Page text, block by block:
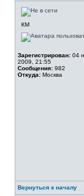
КМ
Зарегистрирован: 04
2009, 21:55
Сообщения: 982
Откуда: Москва
Вернуться к началу